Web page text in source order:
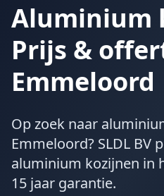
Aluminium
Prijs &
Emmeloord
Op zoek naar
Emmeloord? SLDL BV
aluminium kozijnen in
15 jaar garantie.